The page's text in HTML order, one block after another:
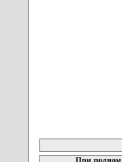
При полном